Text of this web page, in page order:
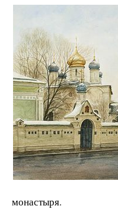
монастыря.